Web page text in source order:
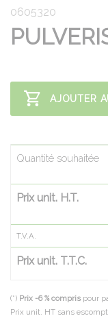
0605320
AJOUTER
Quantité souhaitée
Prix unit. H.T.
T.V.A.
Prix unit. T.T.C.
(*) Prix -6 % compris pour
Prix unit. HT sans